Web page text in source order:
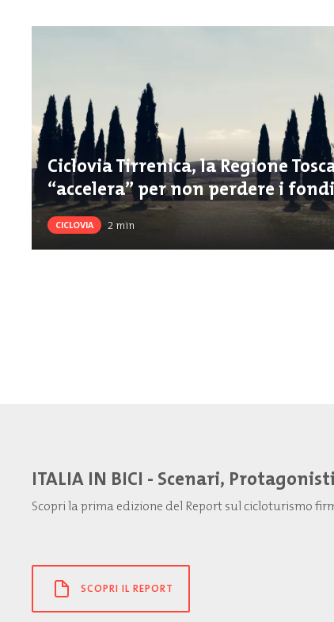
Ciclovia Tirrenica, la Regione
“accelera” per non perdere i fondi
CICLOVIA 2 min
ITALIA IN BICI - Scenari,
Scopri la prima edizione del Report sul cicloturismo
SCOPRI IL REPORT